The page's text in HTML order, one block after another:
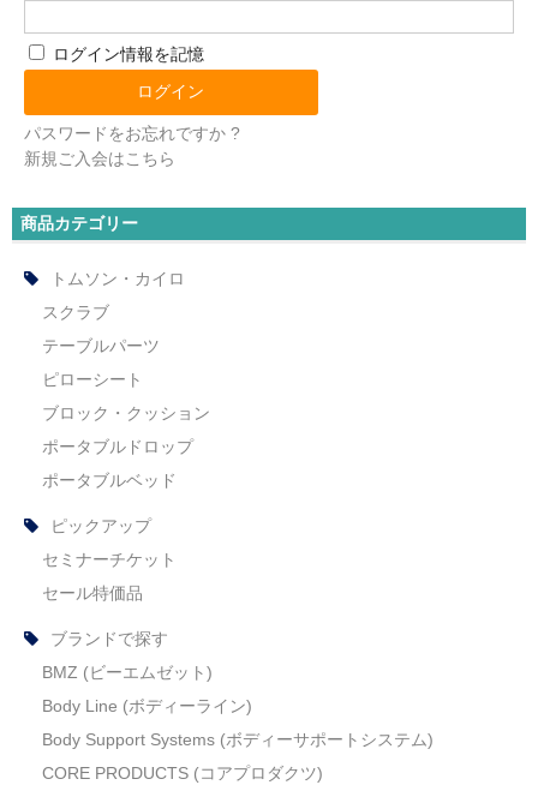
ログイン情報を記憶
パスワードをお忘れですか ?
新規ご入会はこちら
商品カテゴリー
トムソン・カイロ
スクラブ
テーブルパーツ
ピローシート
ブロック・クッション
ポータブルドロップ
ポータブルベッド
ピックアップ
セミナーチケット
セール特価品
ブランドで探す
BMZ (ビーエムゼット)
Body Line (ボディーライン)
Body Support Systems (ボディーサポートシステム)
CORE PRODUCTS (コアプロダクツ)